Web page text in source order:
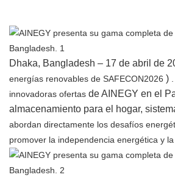
Dhaka, Bangladesh – 17 de abril de
energías renovables de SAFECON2026 )
innovadoras ofertas de AINEGY en el
almacenamiento para el hogar,
abordan directamente los desafíos
promover la independencia energética y